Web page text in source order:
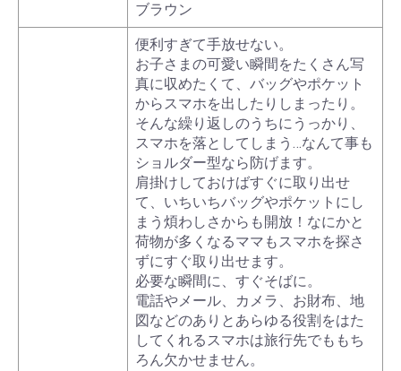
ブラウン
便利すぎて手放せない。
お子さまの可愛い瞬間をたくさん写
真に収めたくて、バッグやポケット
からスマホを出したりしまったり。
そんな繰り返しのうちにうっかり、
スマホを落としてしまう…なんて事も
ショルダー型なら防げます。
肩掛けしておけばすぐに取り出せ
て、いちいちバッグやポケットにし
まう煩わしさからも開放！なにかと
荷物が多くなるママもスマホを探さ
ずにすぐ取り出せます。
必要な瞬間に、すぐそばに。
電話やメール、カメラ、お財布、地
図などのありとあらゆる役割をはた
してくれるスマホは旅行先でももち
ろん欠かせません。